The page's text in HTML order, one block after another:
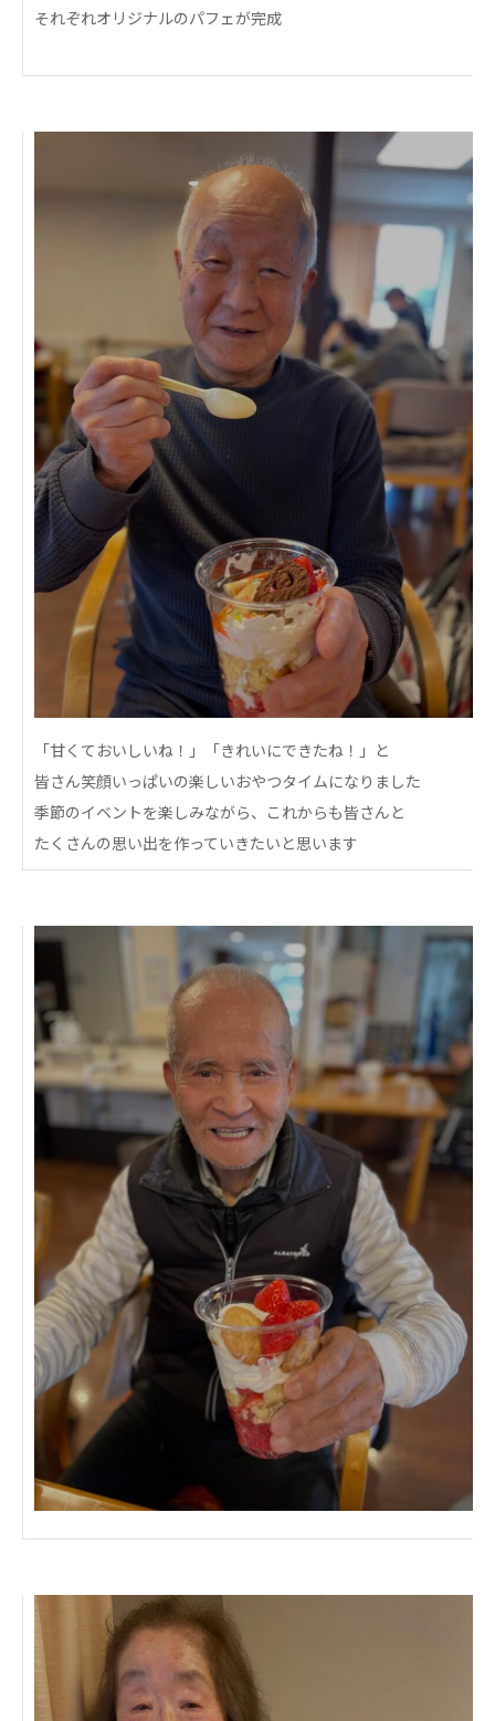
医療法人 共生会
松園第二病院
OKP with Life クリニック
こうのすナーシングホーム共生園
西京都病院
西京都クリニック
洛桂の郷
桂寿の郷
訪問看護ステーション秋桜
上桂の郷
ファミリエール吉祥院
教育（共に生きる仲間達）
学校法人明星学園 関東福祉専門学校
国際医療専門学校 浦和学院高等学校
明星幼稚園 志学会高等学校
ーツクラブ
特定非営利活動法人アート応援隊
その他
株式会社フラワーコミュニティ放送
Medicare Lead Japan
株式会社日本医科学研究所
特定非営利活動法人共生フォーラム
一般社団法人フードラボジャパン
特定非営利活動法人日本医療福祉機構
株式会社アメックファーマシー
株式会社エネクト 株式会社 G.com R＆M
海外
海外グループ会社
美迪克（上海）商务咨询有限公司
共生（大連）商務諮詢有限公司
台灣善合股份有限公司
Angkor-Japan Friendship International
Hospital
クヴィアン小学校・カンボジア日本友好共生クヴ
G-COM JOINT STOCK COMPANY
海外子会社・合弁会社
瀋陽長者会
上海介護施設
それぞれオリジナルのパフェが完成
「甘くておいしいね！」「きれいにできたね！」と
皆さん笑顔いっぱいの楽しいおやつタイムになりました
季節のイベントを楽しみながら、これからも皆さんと
たくさんの思い出を作っていきたいと思います